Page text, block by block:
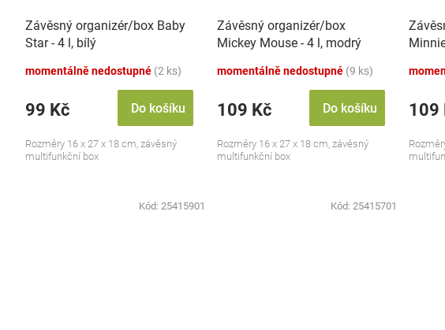
Závěsný organizér/box Baby
Star - 4 l, bílý
momentálně nedostupné (2 ks)
99 Kč Do košíku
Rozměry 16 x 27 x 18 cm, závěsný
multifunkční box
Kód: 25415901
Závěsný organizér/box
Mickey Mouse - 4 l, modrý
momentálně nedostupné (9 ks)
109 Kč Do košíku
Rozměry 16 x 27 x 18 cm, závěsný
multifunkční box
Kód: 25415701
109